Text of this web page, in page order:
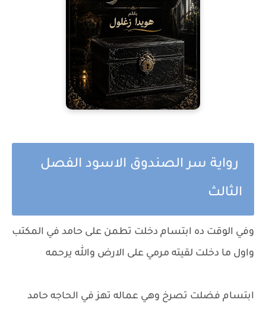
رواية سر الصندوق الاسود الفصل
الثالث
وفي الوقت ده ابتسام دخلت تطمن على حامد في المكتب
واول ما دخلت لقيته مرمي على الارض والله يرحمه
ابتسام فضلت تصرخ وهي عماله تهز في الحاجه حامد